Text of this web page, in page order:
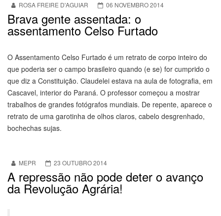
ROSA FREIRE D'AGUIAR 06 NOVEMBRO 2014
Brava gente assentada: o
assentamento Celso Furtado
O Assentamento Celso Furtado é um retrato de corpo inteiro do
que poderia ser o campo brasileiro quando (e se) for cumprido o
que diz a Constituição. Claudelei estava na aula de fotografia, em
Cascavel, interior do Paraná. O professor começou a mostrar
trabalhos de grandes fotógrafos mundiais. De repente, aparece o
retrato de uma garotinha de olhos claros, cabelo desgrenhado,
bochechas sujas.
MEPR 23 OUTUBRO 2014
A repressão não pode deter o avanço
da Revolução Agrária!